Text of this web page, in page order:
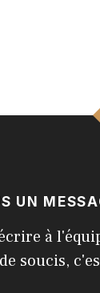
UN
à
soucis,